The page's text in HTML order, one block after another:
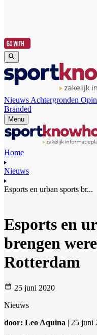
Nieuws Achtergronden
Branded
Menu
Home
Nieuws
Esports en urban sports br...
Esports en
brengen
Rotterdam
25 juni 2020
Nieuws
door: Leo Aquina | 25 juni